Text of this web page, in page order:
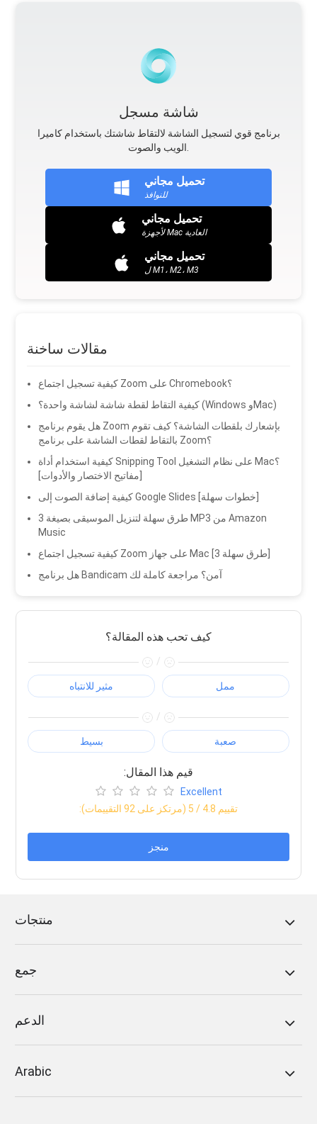
شاشة مسجل
برنامج قوي لتسجيل الشاشة لالتقاط شاشتك باستخدام كاميرا
الويب والصوت.
تحميل مجاني
للنوافذ
تحميل مجاني
لأجهزة Mac العادية
تحميل مجاني
ل M1، M2، M3
مقالات ساخنة
كيفية تسجيل اجتماع Zoom على Chromebook؟
كيفية التقاط لقطة شاشة لشاشة واحدة؟ (Windows وMac)
هل يقوم برنامج Zoom بإشعارك بلقطات الشاشة؟ كيف تقوم
بالتقاط لقطات الشاشة على برنامج Zoom؟
كيفية استخدام أداة Snipping Tool على نظام التشغيل Mac؟
[مفاتيح الاختصار والأدوات]
3 طرق سهلة لتنزيل الموسيقى بصيغة MP3 من Amazon
Music
هل برنامج Bandicam آمن؟ مراجعة كاملة لك
كيف تحب هذه المقالة؟
/
مثير للانتباه ممل
/
بسيط صعبة
:قيم هذا المقال
Excellent
:تقييم 4.8 / 5 (مرتكز على 92 التقييمات)
منجز
منتجات
جمع
الدعم
Arabic